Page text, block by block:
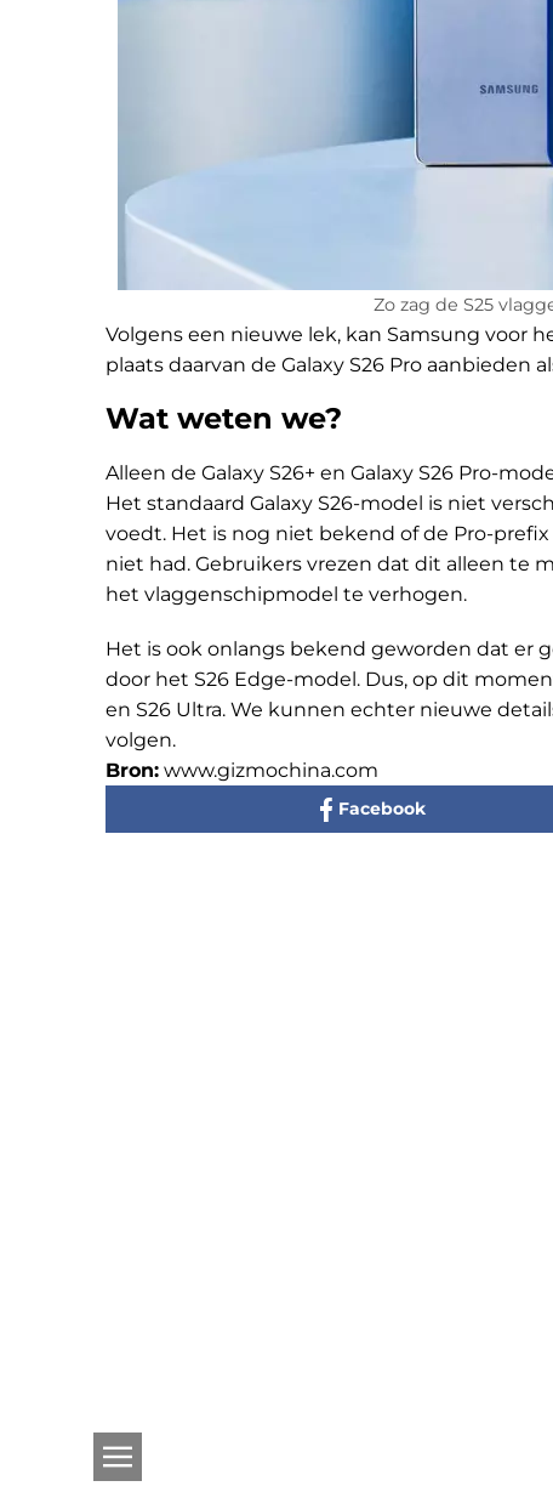
Zo zag de S25
Volgens een nieuwe lek, kan Samsung voor
plaats daarvan de Galaxy S26 Pro aanbieden
Wat weten we?
Alleen de Galaxy S26+ en Galaxy S26 Pro-
Het standaard Galaxy S26-model is niet
voedt. Het is nog niet bekend of de Pro-
niet had. Gebruikers vrezen dat dit alleen te
het vlaggenschipmodel te verhogen.
Het is ook onlangs bekend geworden dat er
door het S26 Edge-model. Dus, op dit
en S26 Ultra. We kunnen echter nieuwe
volgen.
Bron: www.gizmochina.com
Facebook